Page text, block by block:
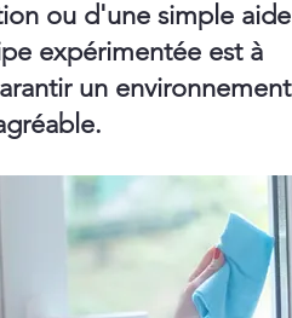
ou d'une simple aide
expérimentée est à
un environnement